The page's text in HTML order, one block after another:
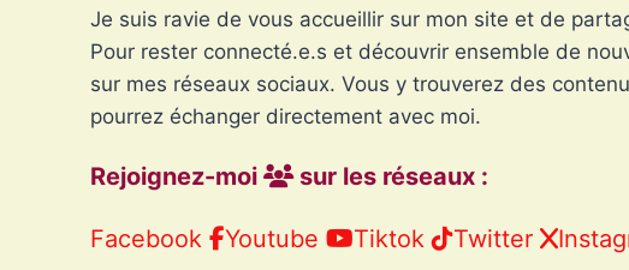
Je suis ravie de vous accueillir sur mon site et de
Pour rester connecté.e.s et découvrir ensemble de
sur mes réseaux sociaux. Vous y trouverez des
pourrez échanger directement avec moi.
Rejoignez-moi sur les réseaux :
Facebook Youtube Tiktok Twitter